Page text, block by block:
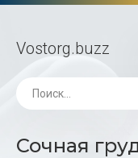
Vostorg.buzz
Сочная